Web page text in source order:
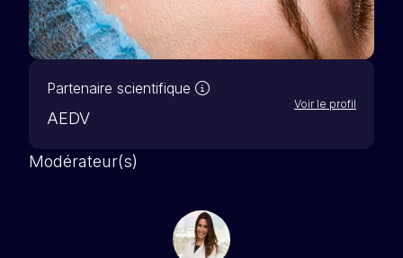
Partenaire scientifique Nos partenaires
AEDV
Voir le profil
Modérateur(s)